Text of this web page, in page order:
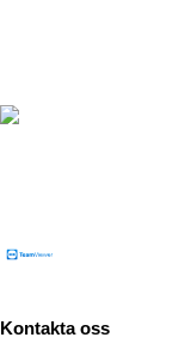
Kontakta oss